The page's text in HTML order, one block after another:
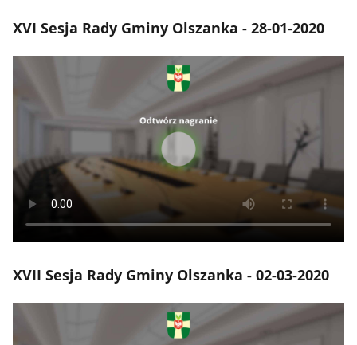
XVI Sesja Rady Gminy Olszanka - 28-01-2020
XVII Sesja Rady Gminy Olszanka - 02-03-2020